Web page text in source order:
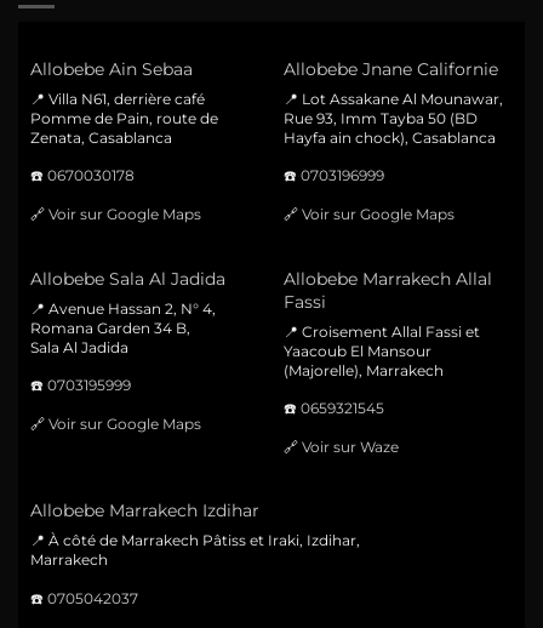
Allobebe Ain Sebaa
📍 Villa N61, derrière café
Pomme de Pain, route de
Zenata, Casablanca
☎️ 0670030178
🔗 Voir sur Google Maps
Allobebe Jnane Californie
📍 Lot Assakane Al Mounawar,
Rue 93, Imm Tayba 50 (BD
Hayfa ain chock), Casablanca
☎️ 0703196999
🔗 Voir sur Google Maps
Allobebe Sala Al Jadida
📍 Avenue Hassan 2, N° 4,
Romana Garden 34 B,
Sala Al Jadida
☎️ 0703195999
🔗 Voir sur Google Maps
Allobebe Marrakech Allal
Fassi
📍 Croisement Allal Fassi et
Yaacoub El Mansour
(Majorelle), Marrakech
☎️ 0659321545
🔗 Voir sur Waze
Allobebe Marrakech Izdihar
📍 À côté de Marrakech Pâtiss et Iraki, Izdihar,
Marrakech
☎️ 0705042037